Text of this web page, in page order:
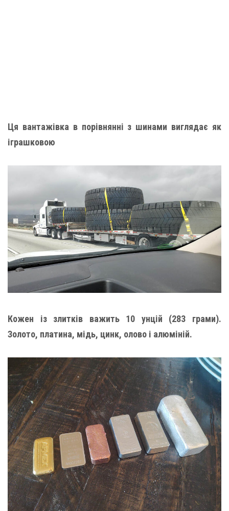
Ця вантажівка в порівнянні з шинами виглядає як
іграшковою
Кожен із злитків важить 10 унцій (283 грами).
Золото, платина, мідь, цинк, олово і алюміній.